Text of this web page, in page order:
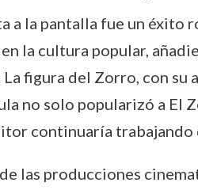
a la pantalla fue un éxito
la cultura popular,
figura del Zorro, con su
no solo popularizó a
continuaría
las producciones